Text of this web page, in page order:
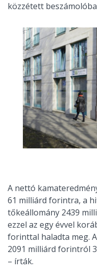
közzétett
A nettó
61 milliárd forintra, a
tőkeállomány 2439
ezzel az egy évvel
forinttal haladta meg.
2091 milliárd forintról
– írták.